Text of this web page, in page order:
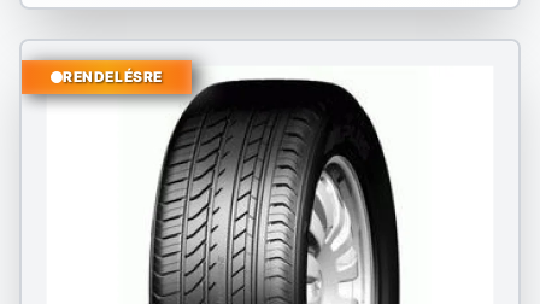
RENDELÉSRE